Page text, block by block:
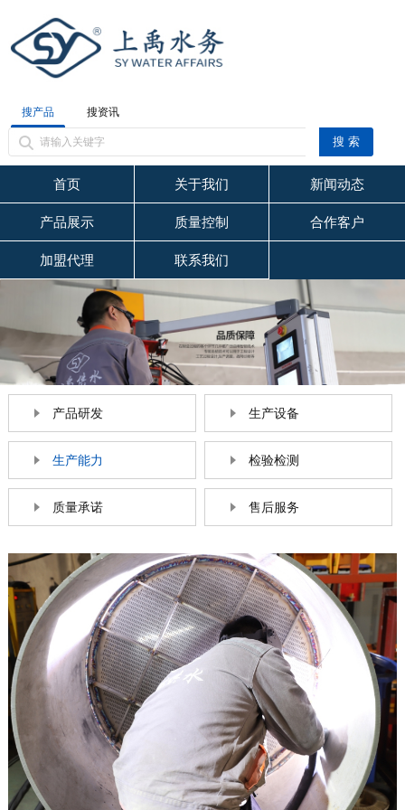
搜产品 搜资讯
首页 关于我们 新闻动态
产品展示 质量控制 合作客户
加盟代理 联系我们
产品研发 生产设备
生产能力 检验检测
质量承诺 售后服务